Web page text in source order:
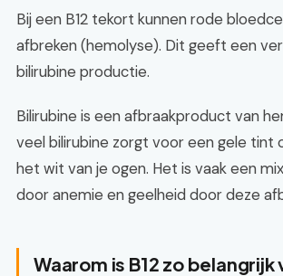
Bij een B12 tekort kunnen rode
afbreken (hemolyse). Dit geeft een
bilirubine productie.
Bilirubine is een afbraakproduct van
veel bilirubine zorgt voor een gele tint
het wit van je ogen. Het is vaak een
door anemie en geelheid door deze
Waarom is B12 zo belangrijk